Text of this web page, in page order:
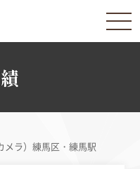
メラ）練馬区・練馬駅